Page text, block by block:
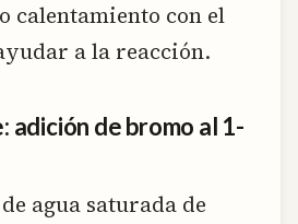
calentamiento con el
a la reacción.
adición de bromo al 1-
agua saturada de